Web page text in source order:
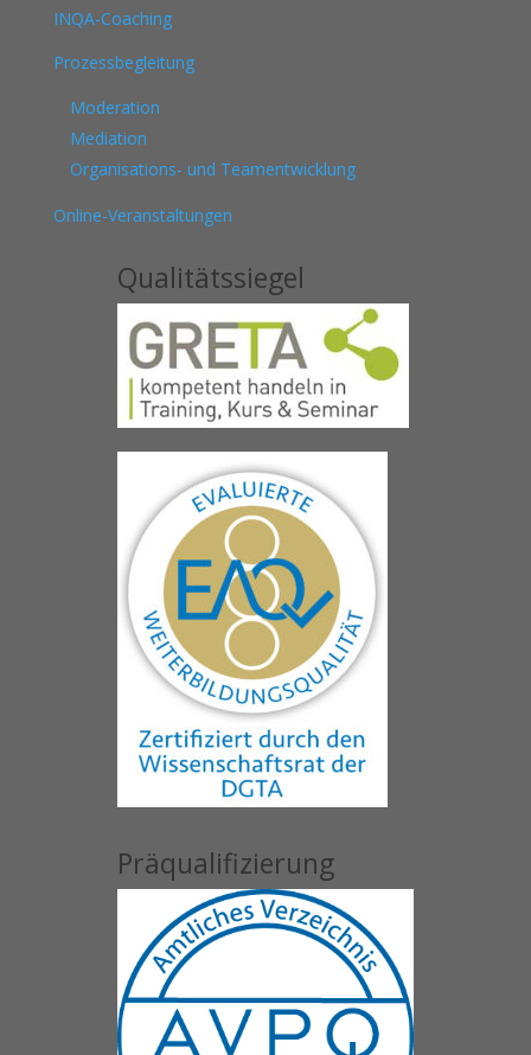
INQA-Coaching
Prozessbegleitung
Moderation
Mediation
Organisations- und Teamentwicklung
Online-Veranstaltungen
Qualitätssiegel
Präqualifizierung